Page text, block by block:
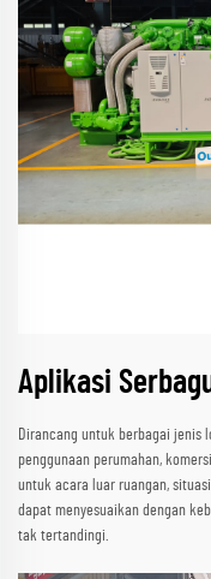
Aplikasi
Dirancang untuk berbagai jenis
penggunaan perumahan,
untuk acara luar ruangan,
dapat menyesuaikan dengan
tak tertandingi.